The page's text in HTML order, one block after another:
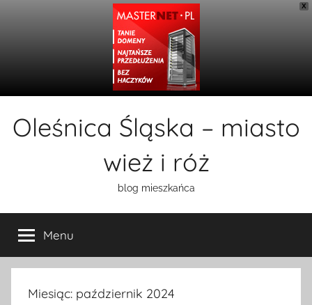
X
Oleśnica Śląska – miasto
wież i róż
blog mieszkańca
Menu
Miesiąc: październik 2024